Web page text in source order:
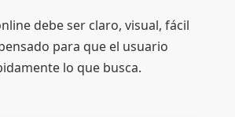
debe ser claro, visual, fácil
para que el usuario
lo que busca.